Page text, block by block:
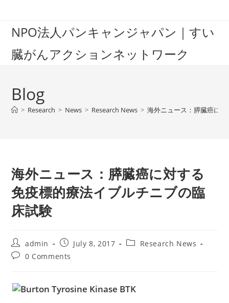
contentNPO法人パンキャンジャパン｜すい
臓がんアクションネットワーク
Blog
> Research > News > Research News > 海外ニュース：膵臓癌に
海外ニュース：膵臓癌に対する
免疫標的療法イブルチニブの臨
床試験
Post
author:
admin
Post
published:
July 8, 2017
PostResearch News
Post0 Comments